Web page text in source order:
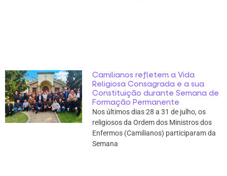
Camilianos refletem a Vida
Religiosa Consagrada e a sua
Constituição durante Semana de
Formação Permanente
Nos últimos dias 28 a 31 de julho, os
religiosos da Ordem dos Ministros dos
Enfermos (Camilianos) participaram da
Semana